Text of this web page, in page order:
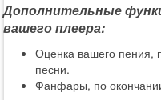
Дополнительные
вашего плеера:
Оценка вашего пения,
песни.
Фанфары, по